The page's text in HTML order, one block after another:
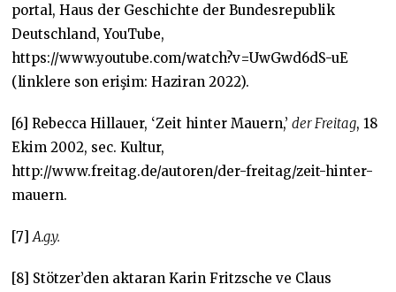
portal, Haus der Geschichte der Bundesrepublik
Deutschland, YouTube,
https://www.youtube.com/watch?v=UwGwd6dS-uE
(linklere son erişim: Haziran 2022).
[6] Rebecca Hillauer, ‘Zeit hinter Mauern,’der Freitag, 18
Ekim 2002, sec. Kultur,
http://www.freitag.de/autoren/der-freitag/zeit-hinter-
mauern.
[7]A.g.y.
[8] Stötzer’den aktaran Karin Fritzsche ve Claus